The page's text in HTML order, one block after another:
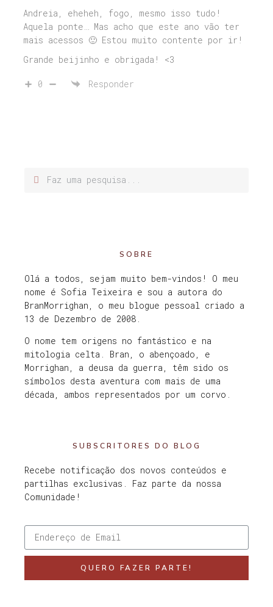
Andreia, eheheh, fogo, mesmo isso tudo!
Aquela ponte… Mas acho que este ano vão ter
mais acessos 🙂 Estou muito contente por ir!
Grande beijinho e obrigada! <3
0 Responder
SOBRE
Olá a todos, sejam muito bem-vindos! O meu
nome é Sofia Teixeira e sou a autora do
BranMorrighan, o meu blogue pessoal criado a
13 de Dezembro de 2008.
O nome tem origens no fantástico e na
mitologia celta. Bran, o abençoado, e
Morrighan, a deusa da guerra, têm sido os
símbolos desta aventura com mais de uma
década, ambos representados por um corvo.
SUBSCRITORES DO BLOG
Recebe notificação dos novos conteúdos e
partilhas exclusivas. Faz parte da nossa
Comunidade!
QUERO FAZER PARTE!